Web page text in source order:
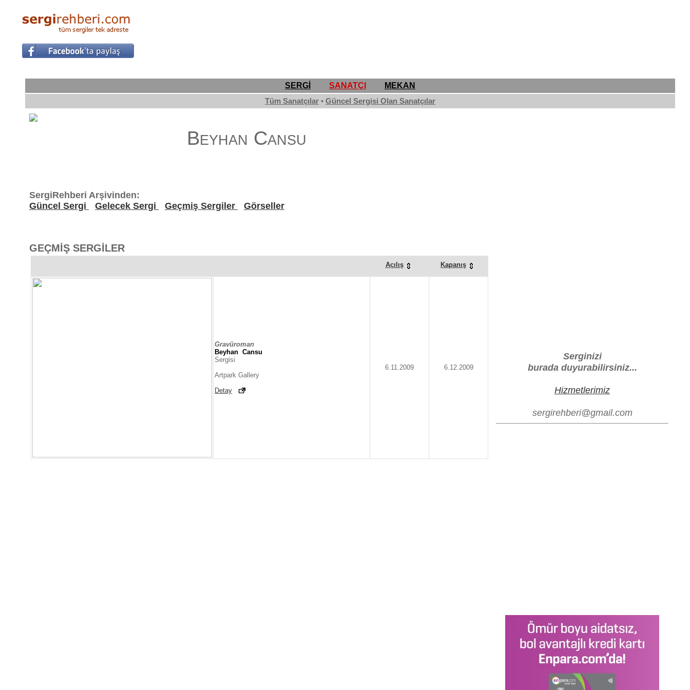
SERGİ SANATÇI
MEKAN
Tüm Sanatçılar • Güncel Sergisi Olan Sanatçılar
Beyhan Cansu
SergiRehberi Arşivinden:
Güncel Sergi
Gelecek Sergi Geçmiş Sergiler Görseller
GEÇMİŞ SERGİLER
Açılış Kapanış
Gravüroman
Beyhan Cansu
Sergisi
Artpark Gallery
Detay
6.11.2009 6.12.2009
Serginizi
burada duyurabilirsiniz...
Hizmetlerimiz
sergirehberi@gmail.com